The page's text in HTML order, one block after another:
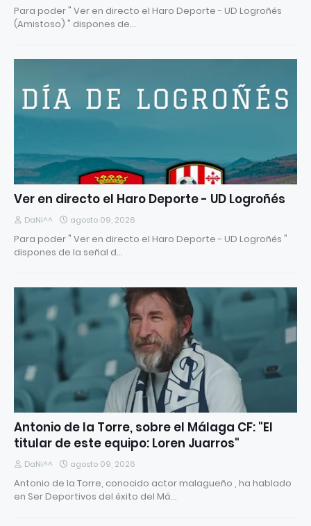
Para poder " Ver en directo el Haro Deporte - UD Logroñés
(Amistoso) " dispones de…
Ver en directo el Haro Deporte - UD Logroñés
DaNi^^ agosto 09, 2026
Para poder " Ver en directo el Haro Deporte - UD Logroñés "
dispones de la señal d…
Antonio de la Torre, sobre el Málaga CF: "El
titular de este equipo: Loren Juarros"
DaNi^^ agosto 09, 2026
Antonio de la Torre, conocido actor malagueño , ha hablado
en Ser Deportivos del éxito del Má…